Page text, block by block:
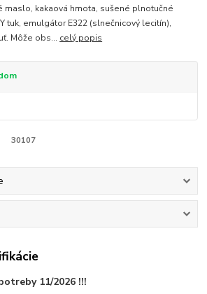
maslo, kakaová hmota, sušené plnotučné
tuk, emulgátor E322 (slnečnicový lecitín),
Môže obs... celý popis
30107
11/2026 !!!